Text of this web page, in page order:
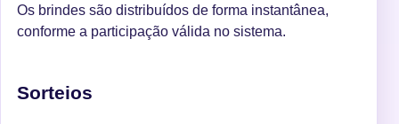
Os brindes são distribuídos de forma instantânea,
conforme a participação válida no sistema.
Sorteios